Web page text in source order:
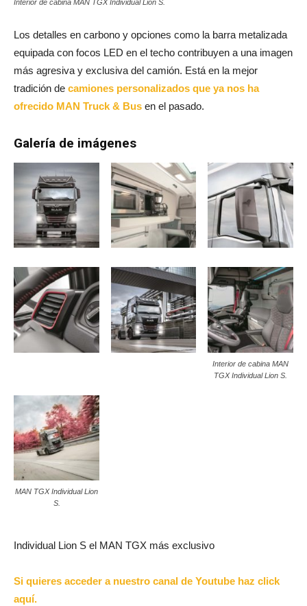
Interior de cabina MAN TGX Individual Lion S.
Los detalles en carbono y opciones como la barra metalizada
equipada con focos LED en el techo contribuyen a una imagen
más agresiva y exclusiva del camión. Está en la mejor
tradición de camiones personalizados que ya nos ha
ofrecido MAN Truck & Bus en el pasado.
Galería de imágenes
Interior de cabina MAN
TGX Individual Lion S.
MAN TGX Individual Lion
S.
Individual Lion S el MAN TGX más exclusivo
Si quieres acceder a nuestro canal de Youtube haz click
aquí.